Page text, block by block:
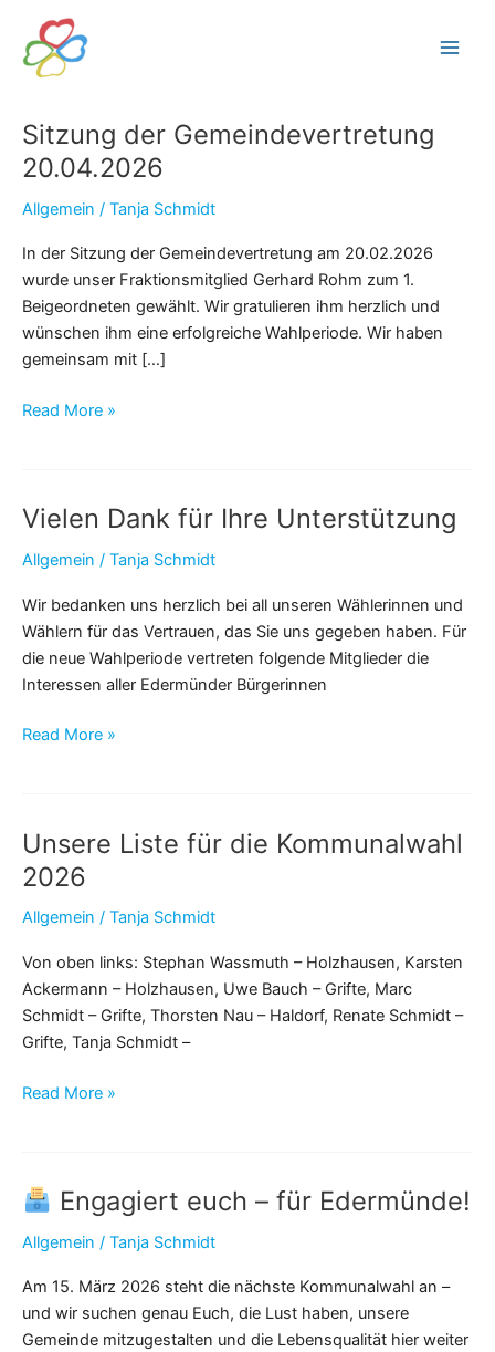
Inhalt
springen
Sitzung der Gemeindevertretung
20.04.2026
Allgemein / Tanja Schmidt
In der Sitzung der Gemeindevertretung am 20.02.2026
wurde unser Fraktionsmitglied Gerhard Rohm zum 1.
Beigeordneten gewählt. Wir gratulieren ihm herzlich und
wünschen ihm eine erfolgreiche Wahlperiode. Wir haben
gemeinsam mit […]
Sitzung
Read More »
Vielen Dank für Ihre Unterstützung
Allgemein / Tanja Schmidt
Wir bedanken uns herzlich bei all unseren Wählerinnen und
Wählern für das Vertrauen, das Sie uns gegeben haben. Für
die neue Wahlperiode vertreten folgende Mitglieder die
Interessen aller Edermünder Bürgerinnen
Vielen
Unterstützung
Read More »
Unsere Liste für die Kommunalwahl
2026
Allgemein / Tanja Schmidt
Von oben links: Stephan Wassmuth – Holzhausen, Karsten
Ackermann – Holzhausen, Uwe Bauch – Grifte, Marc
Schmidt – Grifte, Thorsten Nau – Haldorf, Renate Schmidt –
Grifte, Tanja Schmidt –
Unsere
Kommunalwahl
Read More »
Engagiert euch – für Edermünde!
Allgemein / Tanja Schmidt
Am 15. März 2026 steht die nächste Kommunalwahl an –
und wir suchen genau Euch, die Lust haben, unsere
Gemeinde mitzugestalten und die Lebensqualität hier weiter